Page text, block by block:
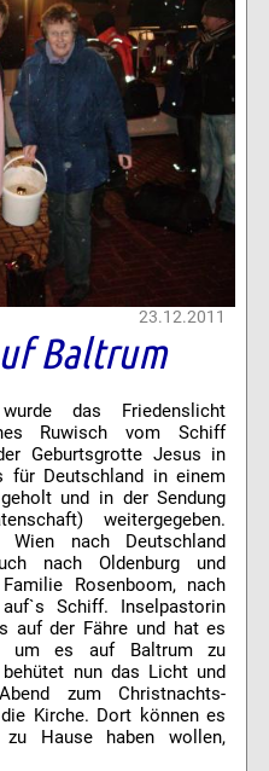
23.12.2011
Baltrum
das Friedenslicht
Ruwisch vom Schiff
Geburtsgrotte Jesus in
für Deutschland in einem
und in der Sendung
weitergegeben.
nach Deutschland
nach Oldenburg und
Rosenboom, nach
Schiff. Inselpastorin
auf der Fähre und hat es
um es auf Baltrum zu
behütet nun das Licht und
zum Christnachts-
Kirche. Dort können es
Hause haben wollen,